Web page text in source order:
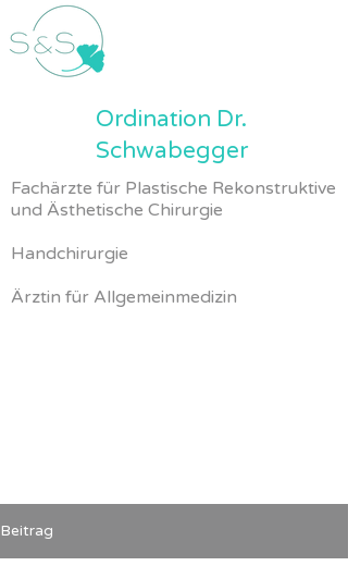
Ordination Dr.
Schwabegger
Fachärzte für Plastische Rekonstruktive
und Ästhetische Chirurgie
Handchirurgie
Ärztin für Allgemeinmedizin
Beitrag